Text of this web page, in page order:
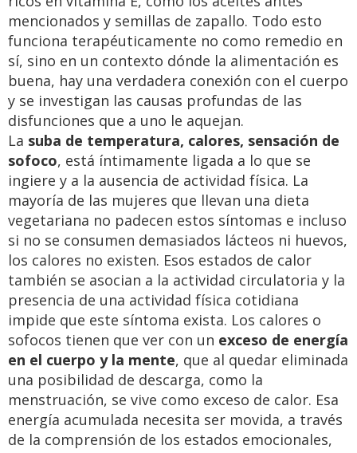
mencionados y semillas de zapallo. Todo esto
funciona terapéuticamente no como remedio en
sí, sino en un contexto dónde la alimentación es
buena, hay una verdadera conexión con el cuerpo
y se investigan las causas profundas de las
disfunciones que a uno le aquejan.
La suba de temperatura, calores, sensación de
sofoco, está íntimamente ligada a lo que se
ingiere y a la ausencia de actividad física. La
mayoría de las mujeres que llevan una dieta
vegetariana no padecen estos síntomas e incluso
si no se consumen demasiados lácteos ni huevos,
los calores no existen. Esos estados de calor
también se asocian a la actividad circulatoria y la
presencia de una actividad física cotidiana
impide que este síntoma exista. Los calores o
sofocos tienen que ver con un exceso de energía
en el cuerpo y la mente, que al quedar eliminada
una posibilidad de descarga, como la
menstruación, se vive como exceso de calor. Esa
energía acumulada necesita ser movida, a través
de la comprensión de los estados emocionales,